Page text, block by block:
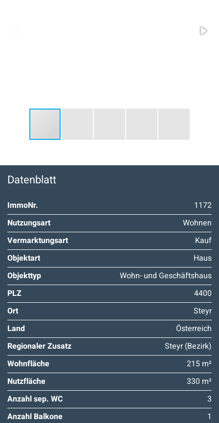
Datenblatt
ImmoNr.
1172
Nutzungsart
Wohnen
Vermarktungsart
Kauf
Objektart
Haus
Objekttyp
Wohn- und Geschäftshaus
PLZ
4400
Ort
Steyr
Land
Österreich
Regionaler Zusatz
Steyr (Bezirk)
Wohnfläche
215 m²
Nutzfläche
330 m²
Anzahl sep. WC
3
Anzahl Balkone
1